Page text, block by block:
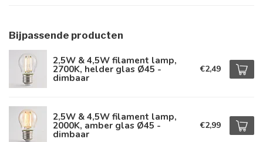
Bijpassende producten
2,5W & 4,5W filament lamp,
2700K, helder glas Ø45 -
dimbaar
€2,49
2,5W & 4,5W filament lamp,
2000K, amber glas Ø45 -
dimbaar
€2,99